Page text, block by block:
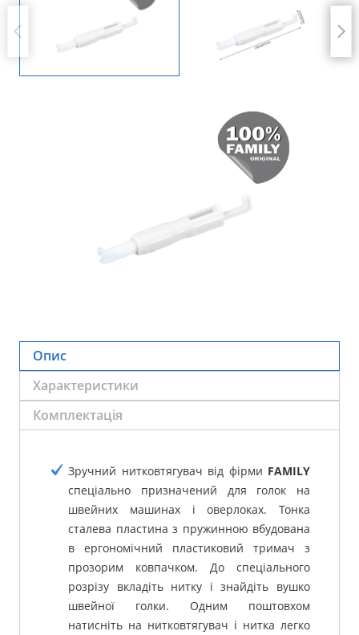
Опис
Характеристики
Комплектація
Зручний нитковтягувач від фірми FAMILY
спеціально призначений для голок на
швейних машинах і оверлоках. Тонка
сталева пластина з пружинною вбудована
в ергономічний пластиковий тримач з
прозорим ковпачком. До спеціального
розрізу вкладіть нитку і знайдіть вушко
швейної голки. Одним поштовхом
натисніть на нитковтягувач і нитка легко